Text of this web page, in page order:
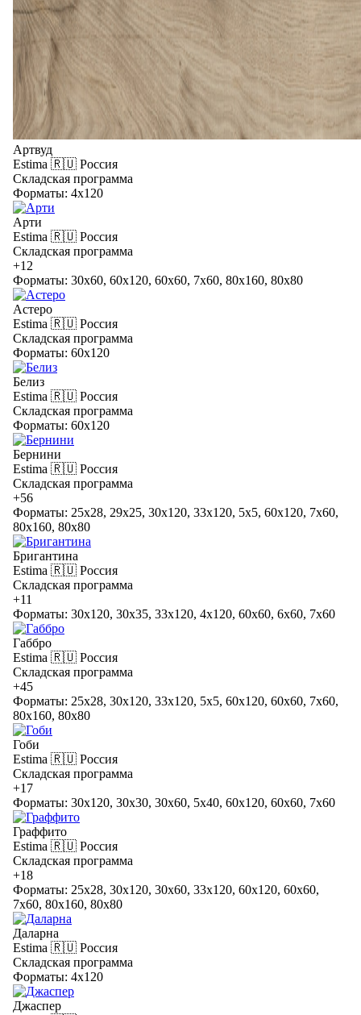
Артвуд
Estima 🇷🇺 Россия
Складская программа
Форматы: 4x120
Арти
Estima 🇷🇺 Россия
Складская программа
+12
Форматы: 30x60, 60x120, 60x60, 7x60, 80x160, 80x80
Астеро
Estima 🇷🇺 Россия
Складская программа
Форматы: 60x120
Белиз
Estima 🇷🇺 Россия
Складская программа
Форматы: 60x120
Бернини
Estima 🇷🇺 Россия
Складская программа
+56
Форматы: 25x28, 29x25, 30x120, 33x120, 5x5, 60x120, 7x60,
80x160, 80x80
Бригантина
Estima 🇷🇺 Россия
Складская программа
+11
Форматы: 30x120, 30x35, 33x120, 4x120, 60x60, 6x60, 7x60
Габбро
Estima 🇷🇺 Россия
Складская программа
+45
Форматы: 25x28, 30x120, 33x120, 5x5, 60x120, 60x60, 7x60,
80x160, 80x80
Гоби
Estima 🇷🇺 Россия
Складская программа
+17
Форматы: 30x120, 30x30, 30x60, 5x40, 60x120, 60x60, 7x60
Граффито
Estima 🇷🇺 Россия
Складская программа
+18
Форматы: 25x28, 30x120, 30x60, 33x120, 60x120, 60x60,
7x60, 80x160, 80x80
Даларна
Estima 🇷🇺 Россия
Складская программа
Форматы: 4x120
Джаспер